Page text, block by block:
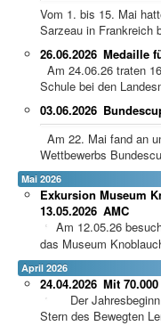
Vom 1. bis 15. Mai
Sarzeau in Frankreich
Medaille
26.06.2026
Am 24.06.26 traten
Schule bei den
03.06.2026
Am 22. Mai fand an
Wettbewerbs
Mai 2026
Exkursion Museum
AMC
13.05.2026
Am 12.05.26
das Museum
April 2026
Mit
24.04.2026
Der Jahresbeginn
Stern des Bewegten